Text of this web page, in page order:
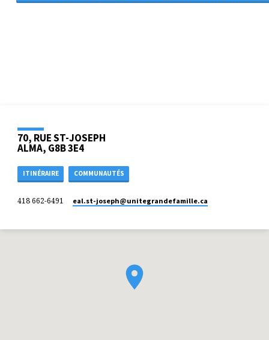
70, RUE ST-JOSEPH
ALMA, G8B 3E4
ITINÉRAIRE COMMUNAUTÉS
418 662-6491 eal.st-joseph​@unitegrandefamille.ca